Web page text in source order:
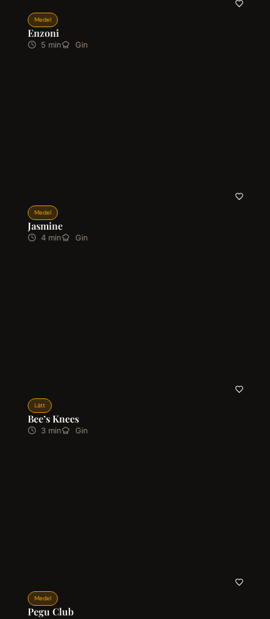
Medel
Enzoni
5 min Gin
Medel
Jasmine
4 min Gin
Lätt
Bee’s Knees
3 min Gin
Medel
Pegu Club